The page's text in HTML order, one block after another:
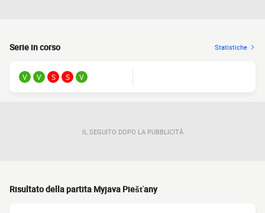
Serie in corso Statistiche
V V S S V
IL SEGUITO DOPO LA PUBBLICITÀ
Risultato della partita Myjava Piešťany